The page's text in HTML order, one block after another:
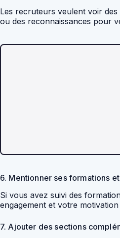
Les recruteurs veulent voir des
ou des reconnaissances pour
6. Mentionner ses formations
Si vous avez suivi des
engagement et votre
7. Ajouter des sections